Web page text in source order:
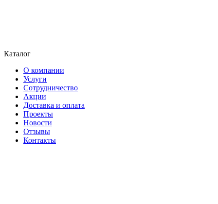
Каталог
О компании
Услуги
Сотрудничество
Акции
Доставка и оплата
Проекты
Новости
Отзывы
Контакты